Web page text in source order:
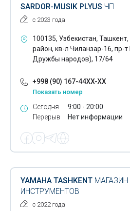
Электронагревательные приборы
Электронная продукция
Электроосветительные приборы
Электротехническая продукция
Электротовары
IP-телефоны
Камеры видеонаблюдения
Конференц-телефоны
Амперметры
Вольтметры
SARDOR-MUSIK PLYUS ЧП
с 2023 года
100135, Узбекистан,
район, кв-л Чиланзар-16, пр-
Дружбы народов), 17/64
+998 (90) 167-44XX-XX
Показать номер
Сегодня
Перерыв
9:00 - 20:00
Нет информации
YAMAHA TASHKENT
ИНСТРУМЕНТОВ
с 2022 года